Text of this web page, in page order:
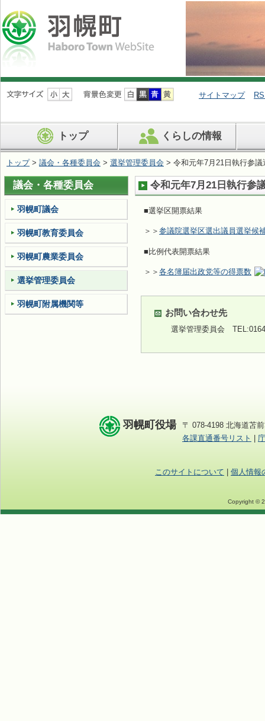
ナ
ビ
ン
を
ば
す
サイトマップ
トップ くらしの情報
トップ> 議会・各種委員会 > 選挙管理委員会 > 令和元年7月21日執行参議
令和元年7月21日執行参
■選挙区開票結果
＞＞ 参議院選挙区選出議員選挙候
■比例代表開票結果
＞＞ 各名簿届出政党等の得票数
お問い合わせ先
選挙管理委員会
議会・各種委員会
羽幌町議会
羽幌町教育委員会
羽幌町農業委員会
選挙管理委員会
羽幌町附属機関等
羽幌町役場
〒 078-4198 北海道苫
各課直通番号リスト
このサイトについて 個人情報
Copyright ©